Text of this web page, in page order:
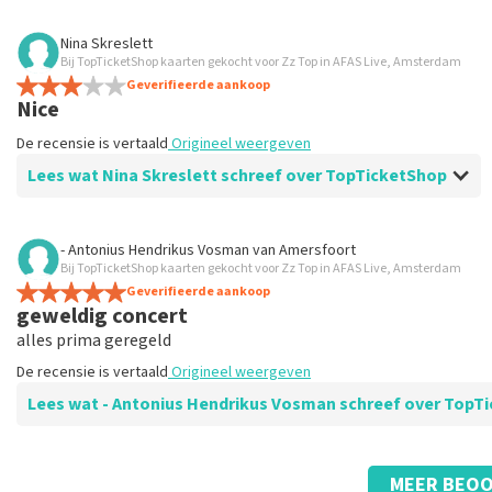
Beoordeling van Christin Obst over
Smooth transaction
Everything was fast and efficient
De recensie is vertaald
Nina Skreslett
Bij TopTicketShop kaarten gekocht voor Zz Top in AFAS Live, Amsterdam
Geverifieerde aankoop
Nice
De recensie is vertaald Origineel weergeven
Lees wat Nina Skreslett schreef over TopTicketShop
Beoordeling van Nina Skreslett over
Very good!
De recensie is vertaald Origineel weergeven
- Antonius Hendrikus Vosman van Amersfoort
Bij TopTicketShop kaarten gekocht voor Zz Top in AFAS Live, Amsterdam
Geverifieerde aankoop
geweldig concert
alles prima geregeld
De recensie is vertaald Origineel weergeven
Lees wat - Antonius Hendrikus Vosman schreef over
Beoordeling van - Antonius Hendrikus Vosman overTopTicketShop
MEER